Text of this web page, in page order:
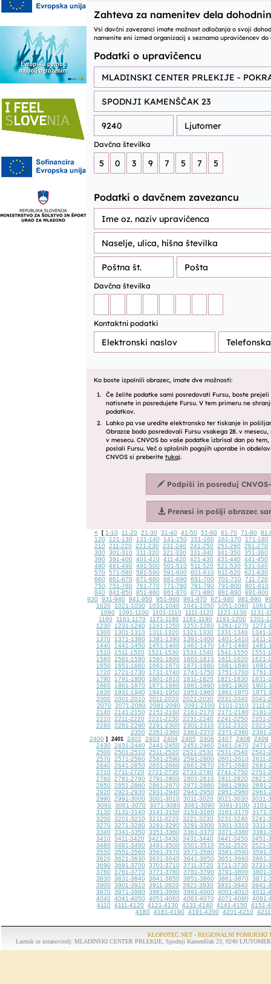
< [ 1-10 11-20 21-30 31-40 41-50 51-60 61-70 71-80
81-
120
121-130 131-140 141-150 151-160 161-170
171-180
210
211-220 221-230 231-240 241-250 251-260
261-270
300
301-310 311-320 321-330 331-340 341-350
351-360
390
391-400 401-410 411-420 421-430 431-440
441-450
480
481-490 491-500 501-510 511-520 521-530
531-540
570
571-580 581-590 591-600 601-610 611-620
621-630
660
661-670 671-680 681-690 691-700 701-710
711-720
750
751-760 761-770 771-780 781-790 791-800
801-810
840
841-850 851-860 861-870 871-880 881-890
891-900
930
931-940 941-950 951-960 961-970 971-980 981-990
1020
1021-1030 1031-1040 1041-1050 1051-1060
1061-
1090
1091-1100 1101-1110 1111-1120 1121-1130
1131-
1160
1161-1170 1171-1180 1181-1190 1191-1200
1201-
1230
1231-1240 1241-1250 1251-1260 1261-1270
1271-
1300
1301-1310 1311-1320 1321-1330 1331-1340
1341-
1370
1371-1380 1381-1390 1391-1400 1401-1410
1411-
1440
1441-1450 1451-1460 1461-1470 1471-1480
1481-
1510
1511-1520 1521-1530 1531-1540 1541-1550
1551-
1580
1581-1590 1591-1600 1601-1610 1611-1620
1621-
1650
1651-1660 1661-1670 1671-1680 1681-1690
1691-
1720
1721-1730 1731-1740 1741-1750 1751-1760
1761-
1790
1791-1800 1801-1810 1811-1820 1821-1830
1831-
1860
1861-1870 1871-1880 1881-1890 1891-1900
1901-
1930
1931-1940 1941-1950 1951-1960 1961-1970
1971-
2000
2001-2010 2011-2020 2021-2030 2031-2040
2041-
2070
2071-2080 2081-2090 2091-2100 2101-2110
2111-
2140
2141-2150 2151-2160 2161-2170 2171-2180
2181-
2210
2211-2220 2221-2230 2231-2240 2241-2250
2251-
2280
2281-2290 2291-2300 2301-2310 2311-2320
2321-
2350
2351-2360 2361-2370 2371-2380
2381-
2400 ] 2401 2402 2403 2404 2405 2406 2407 2408
2409
2430
2431-2440 2441-2450 2451-2460 2461-2470
2471-
2500
2501-2510 2511-2520 2521-2530 2531-2540
2541-
2570
2571-2580 2581-2590 2591-2600 2601-2610
2611-
2640
2641-2650 2651-2660 2661-2670 2671-2680
2681-
2710
2711-2720 2721-2730 2731-2740 2741-2750
2751-
2780
2781-2790 2791-2800 2801-2810 2811-2820
2821-
2850
2851-2860 2861-2870 2871-2880 2881-2890
2891-
2920
2921-2930 2931-2940 2941-2950 2951-2960
2961-
2990
2991-3000 3001-3010 3011-3020 3021-3030
3031-
3060
3061-3070 3071-3080 3081-3090 3091-3100
3101-
3130
3131-3140 3141-3150 3151-3160 3161-3170
3171-
3200
3201-3210 3211-3220 3221-3230 3231-3240
3241-
3270
3271-3280 3281-3290 3291-3300 3301-3310
3311-
3340
3341-3350 3351-3360 3361-3370 3371-3380
3381-
3410
3411-3420 3421-3430 3431-3440 3441-3450
3451-
3480
3481-3490 3491-3500 3501-3510 3511-3520
3521-
3550
3551-3560 3561-3570 3571-3580 3581-3590
3591-
3620
3621-3630 3631-3640 3641-3650 3651-3660
3661-
3690
3691-3700 3701-3710 3711-3720 3721-3730
3731-
3760
3761-3770 3771-3780 3781-3790 3791-3800
3801-
3830
3831-3840 3841-3850 3851-3860 3861-3870
3871-
3900
3901-3910 3911-3920 3921-3930 3931-3940
3941-
3970
3971-3980 3981-3990 3991-4000 4001-4010
4011-
4040
4041-4050 4051-4060 4061-4070 4071-4080
4081-
4110
4111-4120 4121-4130 4131-4140 4141-4150
4151-
4180
4181-4190 4191-4200 4201-4210
KLOPOTEC.NET - REGIONALNI POMURSKI
Lastnik in ustanovitelj: MLADINSKI CENTER PRLEKIJE, Spodnji Kamenščak 23, 9240